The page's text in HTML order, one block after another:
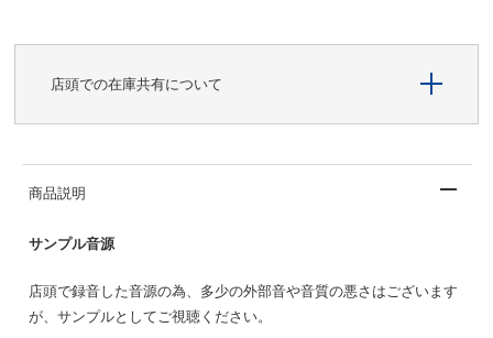
店頭での在庫共有について
商品説明
サンプル音源
店頭で録音した音源の為、多少の外部音や音質の悪さはございます
が、サンプルとしてご視聴ください。